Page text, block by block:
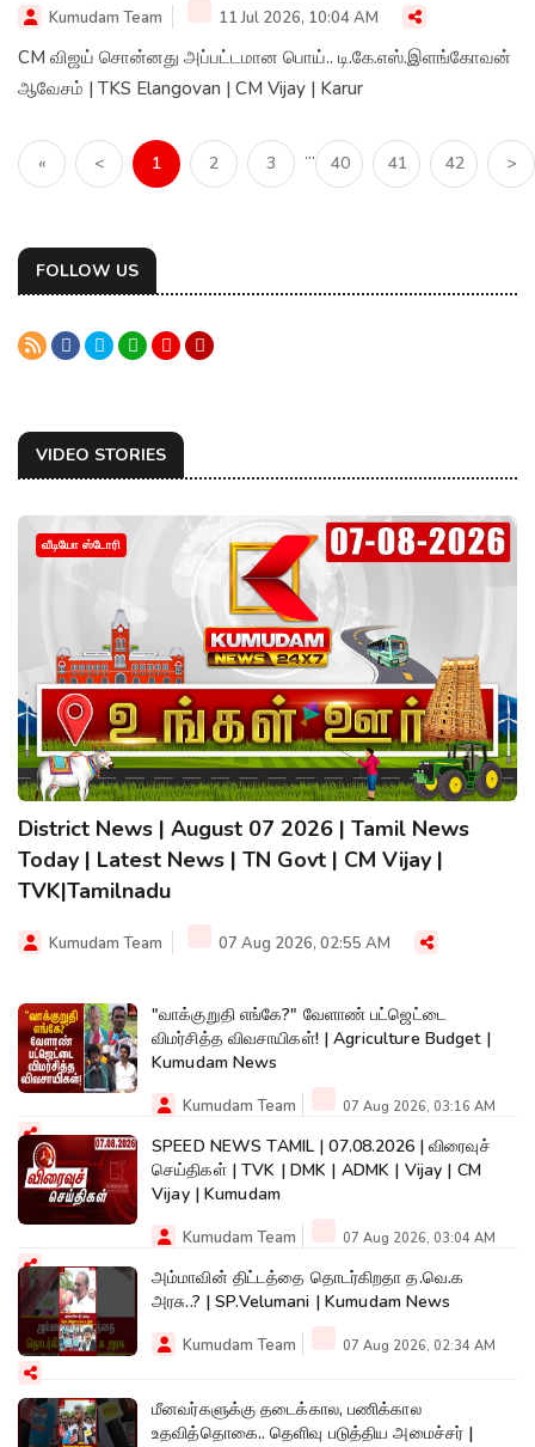
Kumudam Team 11 Jul 2026, 10:04 AM
CM விஜய் சொன்னது அப்பட்டமான பொய்.. டி.கே.எஸ்.இளங்கோவன்
ஆவேசம் | TKS Elangovan | CM Vijay | Karur
« < 1 2 3 ... 40 41 42 >
FOLLOW US
VIDEO STORIES
வீடியோ ஸ்டோரி
District News | August 07 2026 | Tamil News
Today | Latest News | TN Govt | CM Vijay |
TVK|Tamilnadu
Kumudam Team 07 Aug 2026, 02:55 AM
"வாக்குறுதி எங்கே?" வேளாண் பட்ஜெட்டை
விமர்சித்த விவசாயிகள்! | Agriculture Budget |
Kumudam News
Kumudam Team 07 Aug 2026, 03:16 AM
SPEED NEWS TAMIL | 07.08.2026 | விரைவுச்
செய்திகள் | TVK | DMK | ADMK | Vijay | CM
Vijay | Kumudam
Kumudam Team 07 Aug 2026, 03:04 AM
அம்மாவின் திட்டத்தை தொடர்கிறதா த.வெ.க
அரசு..? | SP.Velumani | Kumudam News
Kumudam Team 07 Aug 2026, 02:34 AM
மீனவர்களுக்கு தடைக்கால, பணிக்கால
உதவித்தொகை.. தெளிவு படுத்திய அமைச்சர் |